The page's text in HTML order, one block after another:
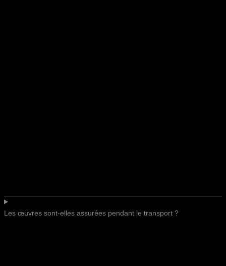
Les œuvres sont-elles assurées pendant le transport ?